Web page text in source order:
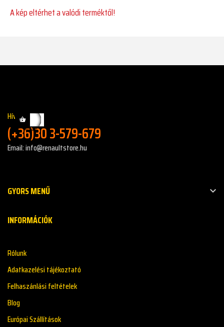
A kép eltérhet a valódi terméktől!
Hívj minket!:
(+36)30 3-579-679
Email: info@renaultstore.hu
GYORS MENŰ 
INFORMÁCIÓK
Rólunk
Adatkazelési tájékoztató
Felhaszánlási feltételek
Blog
Európai Szállítások